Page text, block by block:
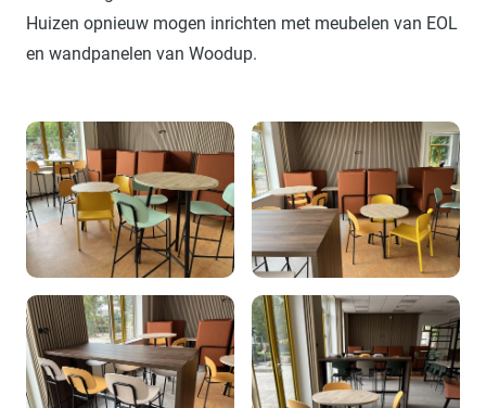
Huizen opnieuw mogen inrichten met meubelen van EOL
en wandpanelen van Woodup.